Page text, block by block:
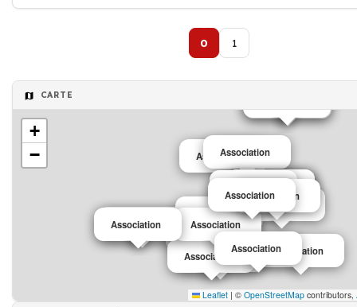
0 1
CARTE
Association
Association
Association
Association
Association
Association
Association
Association
Association
Association
Association
Association
Association
Association
+
−
Leaflet | © OpenStreetMap contributors,